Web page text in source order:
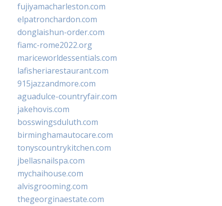
fujiyamacharleston.com
elpatronchardon.com
donglaishun-order.com
fiamc-rome2022.org
mariceworldessentials.com
lafisheriarestaurant.com
915jazzandmore.com
aguadulce-countryfair.com
jakehovis.com
bosswingsduluth.com
birminghamautocare.com
tonyscountrykitchen.com
jbellasnailspa.com
mychaihouse.com
alvisgrooming.com
thegeorginaestate.com